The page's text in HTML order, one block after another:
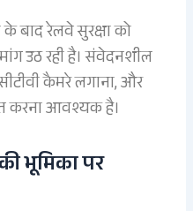
बाद रेलवे सुरक्षा को
उठ रही है। संवेदनशील
कैमरे लगाना, और
करना आवश्यक है।
भूमिका पर